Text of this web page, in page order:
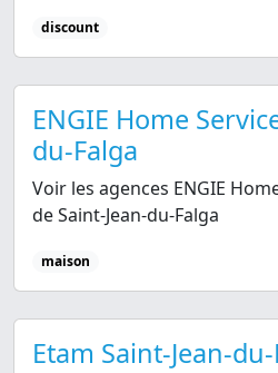
discount
ENGIE Home
du-Falga
Voir les agences ENGIE
de Saint-Jean-du-Falga
maison
Etam Saint-Jean-